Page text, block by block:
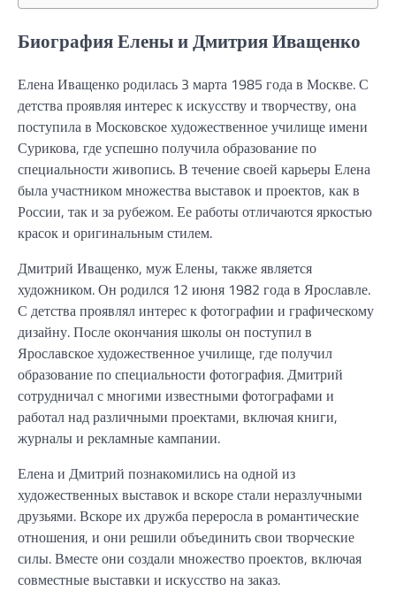
Биография Елены и Дмитрия Иващенко
Елена Иващенко родилась 3 марта 1985 года в Москве. С
детства проявляя интерес к искусству и творчеству, она
поступила в Московское художественное училище имени
Сурикова, где успешно получила образование по
специальности живопись. В течение своей карьеры Елена
была участником множества выставок и проектов, как в
России, так и за рубежом. Ее работы отличаются яркостью
красок и оригинальным стилем.
Дмитрий Иващенко, муж Елены, также является
художником. Он родился 12 июня 1982 года в Ярославле.
С детства проявлял интерес к фотографии и графическому
дизайну. После окончания школы он поступил в
Ярославское художественное училище, где получил
образование по специальности фотография. Дмитрий
сотрудничал с многими известными фотографами и
работал над различными проектами, включая книги,
журналы и рекламные кампании.
Елена и Дмитрий познакомились на одной из
художественных выставок и вскоре стали неразлучными
друзьями. Вскоре их дружба переросла в романтические
отношения, и они решили объединить свои творческие
силы. Вместе они создали множество проектов, включая
совместные выставки и искусство на заказ.